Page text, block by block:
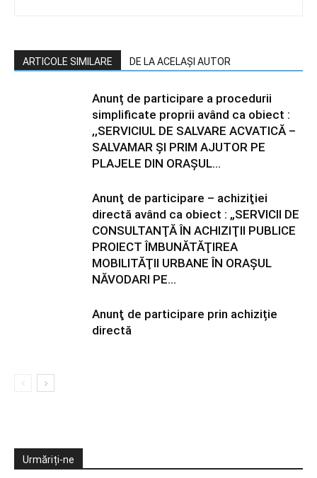
ARTICOLE SIMILARE DE LA ACELAȘI AUTOR
Anunț de participare a procedurii
simplificate proprii având ca obiect :
,,SERVICIUL DE SALVARE ACVATICĂ –
SALVAMAR ȘI PRIM AJUTOR PE
PLAJELE DIN ORAȘUL...
Anunţ de participare – achiziţiei
directă având ca obiect : „SERVICII DE
CONSULTANŢĂ ÎN ACHIZIŢII PUBLICE
PROIECT ÎMBUNĂTĂŢIREA
MOBILITĂŢII URBANE ÎN ORAŞUL
NĂVODARI PE...
Anunţ de participare prin achiziție
directă
Urmăriți-ne